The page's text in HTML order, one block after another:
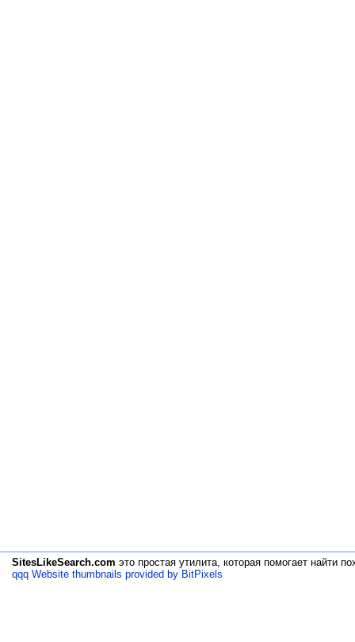
SitesLikeSearch.com это простая утилита, которая помогает найти
qqq Website thumbnails provided by BitPixels